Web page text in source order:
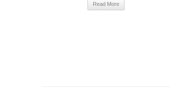
Read More